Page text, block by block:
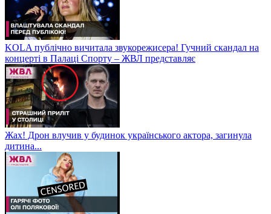
KOLA публічно вичитала звукорежисера! Гучний скандал на
концерті в Палаці Спорту – ЖВЛ представляє
Жах! Дрон влучив у будинок українського актора, загинула
дитина...